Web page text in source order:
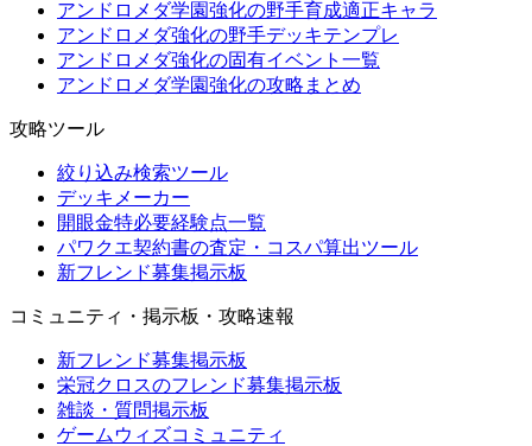
アンドロメダ学園強化の野手育成適正キャラ
アンドロメダ強化の野手デッキテンプレ
アンドロメダ強化の固有イベント一覧
アンドロメダ学園強化の攻略まとめ
攻略ツール
絞り込み検索ツール
デッキメーカー
開眼金特必要経験点一覧
パワクエ契約書の査定・コスパ算出ツール
新フレンド募集掲示板
コミュニティ・掲示板・攻略速報
新フレンド募集掲示板
栄冠クロスのフレンド募集掲示板
雑談・質問掲示板
ゲームウィズコミュニティ